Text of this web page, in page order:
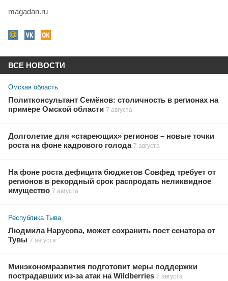
magadan.ru
ВСЕ НОВОСТИ
Омская область
Политконсультант Семёнов: столичность в регионах на
примере Омской области 7 августа
Долголетие для «стареющих» регионов – новые точки
роста на фоне кадрового голода 7 августа
На фоне роста дефицита бюджетов Совфед требует от
регионов в рекордный срок распродать неликвидное
имущество 7 августа
Республика Тыва
Людмила Нарусова, может сохранить пост сенатора от
Тувы 7 августа
Минэкономразвития подготовит меры поддержки
пострадавших из-за атак на Wildberries 7 августа